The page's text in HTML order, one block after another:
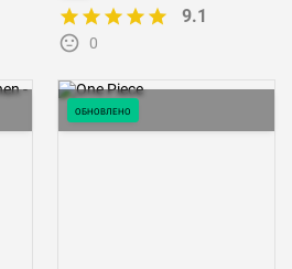
9.1
0
обновлено